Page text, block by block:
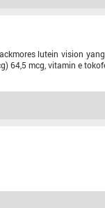
lutein vision
64,5 mcg, vitamin e